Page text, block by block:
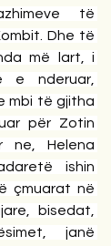
të
Dhe të
më lart, i
e nderuar,
mbi të gjitha
për Zotin
ne, Helena
ishin
çmuarat në
bisedat,
janë